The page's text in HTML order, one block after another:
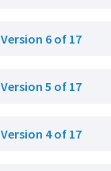
Version 6 of 17
Version 5 of 17
Version 4 of 17